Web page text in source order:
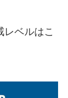
ベルはこ